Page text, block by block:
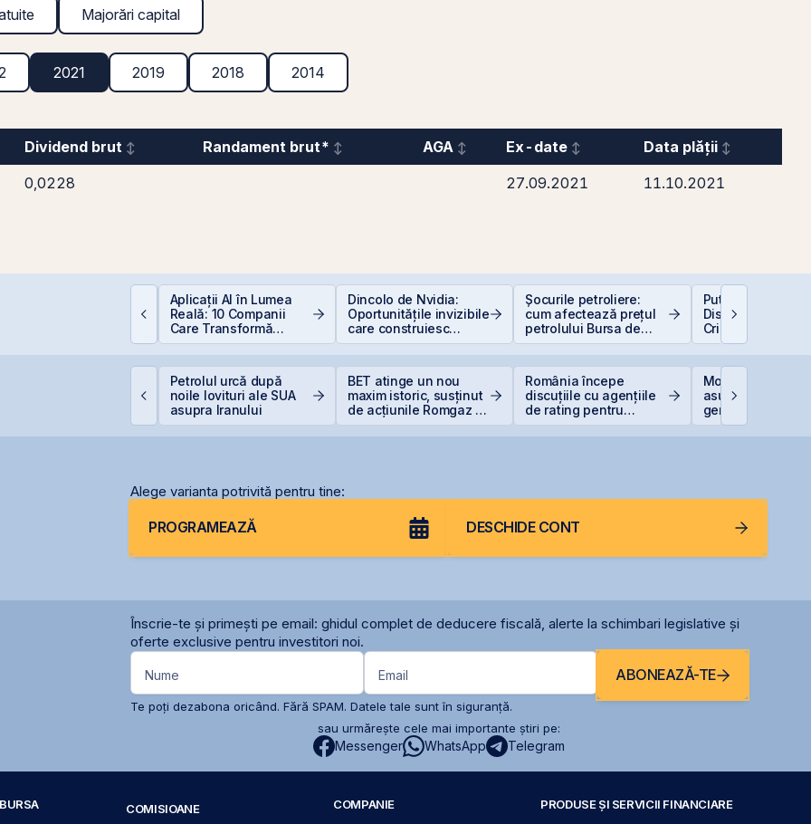
Majorări capital
2021 2019 2018 2014
Dividend brut Randament brut* AGA Ex-date
Data plății
0,0228 27.09.2021 11.10.2021
Aplicații AI în Lumea
Reală: 10 Companii
Care Transformă
Industriile
Dincolo de Nvidia:
Oportunitățile invizibile
care construiesc
viitorul AI
Șocurile petroliere:
cum afectează prețul
petrolului Bursa de
Valori București
Puterea retail-
Discount-ul IPO-
Cris-Tim atrage
subscrieri de
capitalizarea
a companiei
Petrolul urcă după
noile lovituri ale SUA
asupra Iranului
BET atinge un nou
maxim istoric, susținut
de acțiunile Romgaz și
România începe
discuțiile cu agențiile
de rating pentru
Moody’s
asupra
generate de
record în AI
Alege varianta potrivită pentru tine:
PROGRAMEAZĂ DESCHIDE CONT
Înscrie-te și primești pe email: ghidul complet de deducere fiscală, alerte la schimbari legislative și
oferte exclusive pentru investitori noi.
Nume Email ABONEAZĂ-TE
Te poți dezabona oricând. Fără SPAM. Datele tale sunt în siguranță.
sau urmărește cele mai importante știri pe:
Messenger WhatsApp Telegram
COMISIOANE
COMPANIE PRODUSE ȘI SERVICII FINANCIARE